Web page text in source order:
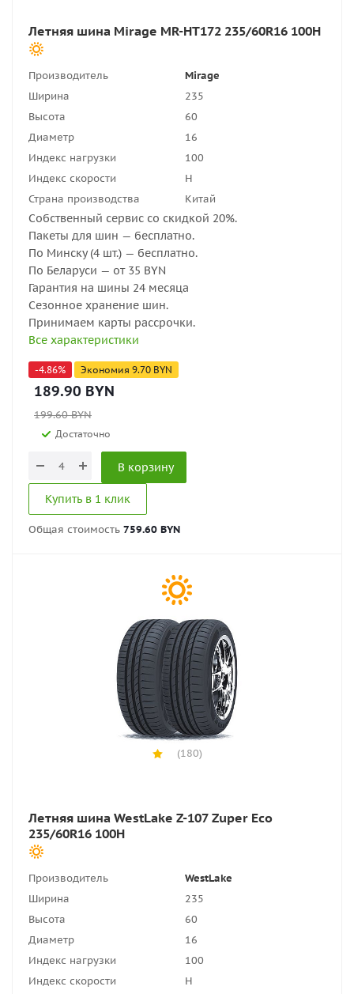
Летняя шина Mirage MR-HT172 235/60R16 100H
Производитель
Mirage
Ширина
235
Высота
60
Диаметр
16
Индекс нагрузки
100
Индекс скорости
H
Страна производства
Китай
Собственный сервис со скидкой 20%.
Пакеты для шин — бесплатно.
По Минску (4 шт.) — бесплатно.
По Беларуси — от 35 BYN
Гарантия на шины 24 месяца
Сезонное хранение шин.
Принимаем карты рассрочки.
Все характеристики
-4.86% Экономия 9.70 BYN
189.90 BYN
199.60BYN
Достаточно
В корзину
Купить в 1 клик
Общая стоимость 759.60 BYN
(180)
Летняя шина WestLake Z-107 Zuper Eco
235/60R16 100H
Производитель
WestLake
Ширина
235
Высота
60
Диаметр
16
Индекс нагрузки
100
Индекс скорости
H